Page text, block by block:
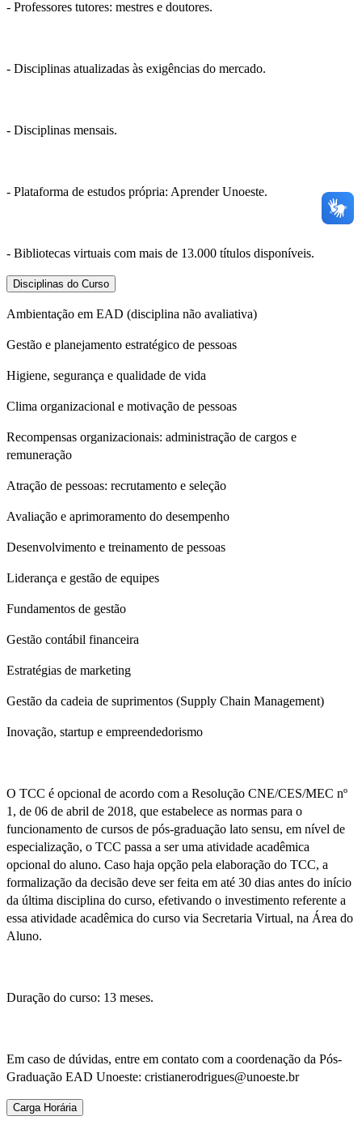
- Professores tutores: mestres e doutores.
- Disciplinas atualizadas às exigências do mercado.
- Disciplinas mensais.
- Plataforma de estudos própria: Aprender Unoeste.
- Bibliotecas virtuais com mais de 13.000 títulos disponíveis.
Disciplinas do Curso
Ambientação em EAD (disciplina não avaliativa)
Gestão e planejamento estratégico de pessoas
Higiene, segurança e qualidade de vida
Clima organizacional e motivação de pessoas
Recompensas organizacionais: administração de cargos e
remuneração
Atração de pessoas: recrutamento e seleção
Avaliação e aprimoramento do desempenho
Desenvolvimento e treinamento de pessoas
Liderança e gestão de equipes
Fundamentos de gestão
Gestão contábil financeira
Estratégias de marketing
Gestão da cadeia de suprimentos (Supply Chain Management)
Inovação, startup e empreendedorismo
O TCC é opcional de acordo com a Resolução CNE/CES/MEC nº
1, de 06 de abril de 2018, que estabelece as normas para o
funcionamento de cursos de pós-graduação lato sensu, em nível de
especialização, o TCC passa a ser uma atividade acadêmica
opcional do aluno. Caso haja opção pela elaboração do TCC, a
formalização da decisão deve ser feita em até 30 dias antes do início
da última disciplina do curso, efetivando o investimento referente a
essa atividade acadêmica do curso via Secretaria Virtual, na Área do
Aluno.
Duração do curso: 13 meses.
Em caso de dúvidas, entre em contato com a coordenação da Pós-
Graduação EAD Unoeste: cristianerodrigues@unoeste.br
Carga Horária